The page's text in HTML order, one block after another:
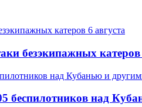
безэкипажных катеров
беспилотников над